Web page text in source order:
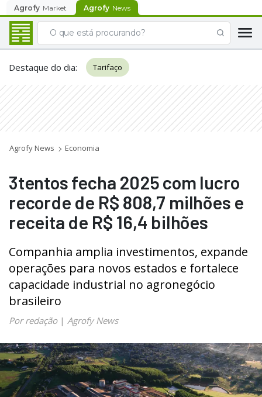
Agrofy Market Agrofy News
Destaque do dia: Tarifaço
Agrofy News Economia
3tentos fecha 2025 com lucro
recorde de R$ 808,7 milhões e
receita de R$ 16,4 bilhões
Companhia amplia investimentos, expande
operações para novos estados e fortalece
capacidade industrial no agronegócio
brasileiro
Por redação| Agrofy News